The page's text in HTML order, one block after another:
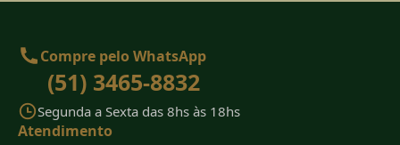
Compre pelo WhatsApp
(51) 3465-8832
Segunda a Sexta das 8hs às 18hs
Atendimento